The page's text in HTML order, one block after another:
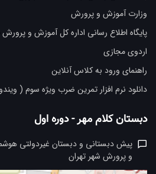
وزارت آموزش و پرورش
پایگاه اطلاع رسانی اداره کل آموزش و
اردوی مجازی
راهنمای ورود به کلاس آنلاین
دانلود نرم افزار تمرین ضرب ویژه سوم (
دبستان کلام مهر - دوره اول
و پرورش شهر تهران